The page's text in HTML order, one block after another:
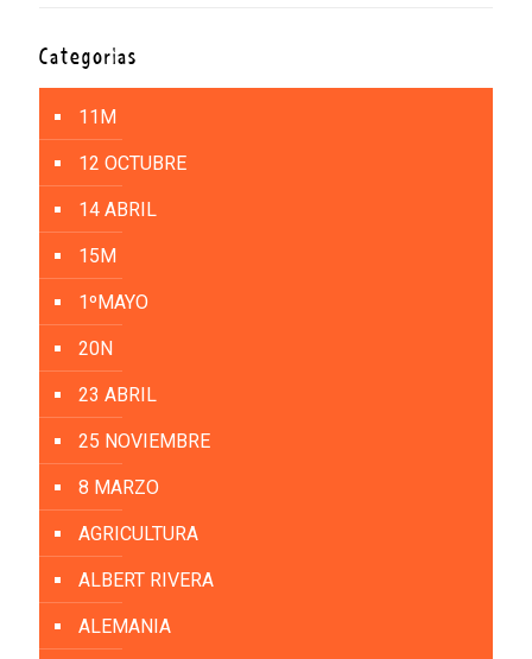
Categorías
11M
12 OCTUBRE
14 ABRIL
15M
1ºMAYO
20N
23 ABRIL
25 NOVIEMBRE
8 MARZO
AGRICULTURA
ALBERT RIVERA
ALEMANIA